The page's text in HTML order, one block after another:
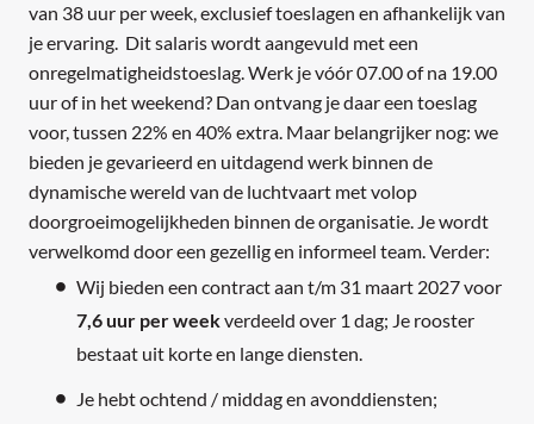
van 38 uur per week, exclusief toeslagen en afhankelijk van
je ervaring. Dit salaris wordt aangevuld met een
onregelmatigheidstoeslag. Werk je vóór 07.00 of na 19.00
uur of in het weekend? Dan ontvang je daar een toeslag
voor, tussen 22% en 40% extra. Maar belangrijker nog: we
bieden je gevarieerd en uitdagend werk binnen de
dynamische wereld van de luchtvaart met volop
doorgroeimogelijkheden binnen de organisatie. Je wordt
verwelkomd door een gezellig en informeel team. Verder:
Wij bieden een contract aan t/m 31 maart 2027 voor
7,6 uur per weekverdeeld over 1 dag; Je rooster
bestaat uit korte en lange diensten.
Je hebt ochtend / middag en avonddiensten;